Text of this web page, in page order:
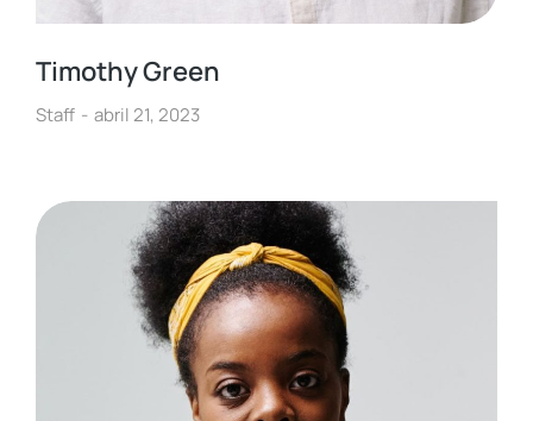
Timothy Green
Staff abril 21, 2023